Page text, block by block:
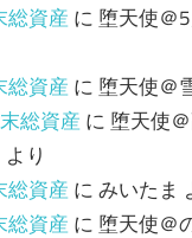
総資産に 堕天使＠
総資産に 堕天使＠
総資産に 堕天使
より
総資産にみいたま
総資産に 堕天使＠